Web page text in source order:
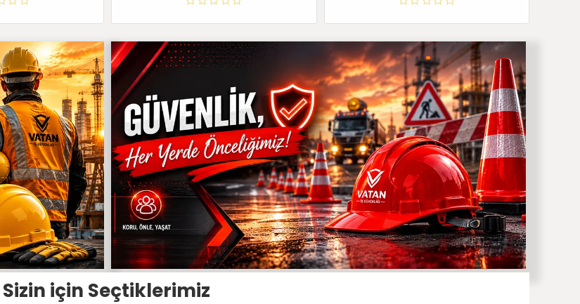
Sizin için Seçtiklerimiz